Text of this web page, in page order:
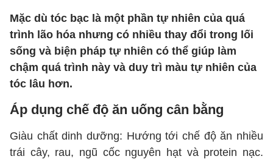
Mặc dù tóc bạc là một phần tự nhiên của quá
trình lão hóa nhưng có nhiều thay đổi trong lối
sống và biện pháp tự nhiên có thể giúp làm
chậm quá trình này và duy trì màu tự nhiên của
tóc lâu hơn.
Áp dụng chế độ ăn uống cân bằng
Giàu chất dinh dưỡng: Hướng tới chế độ ăn nhiều
trái cây, rau, ngũ cốc nguyên hạt và protein nạc.